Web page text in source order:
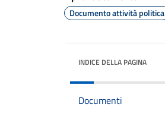
Documento attività politica
INDICE DELLA PAGINA
Documenti